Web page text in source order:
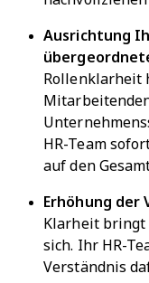
Ausrichtung
Rollenklarheit
HR-Team
auf den
Erhöhung
Klarheit
sich. Ihr HR-
Verständnis